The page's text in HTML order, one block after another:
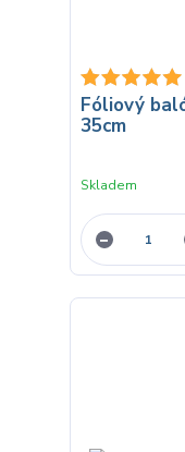
Fóliový
35cm
Skladem